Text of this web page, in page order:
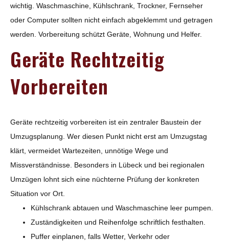
wichtig. Waschmaschine, Kühlschrank, Trockner, Fernseher
oder Computer sollten nicht einfach abgeklemmt und getragen
werden. Vorbereitung schützt Geräte, Wohnung und Helfer.
Geräte Rechtzeitig
Vorbereiten
Geräte rechtzeitig vorbereiten ist ein zentraler Baustein der
Umzugsplanung. Wer diesen Punkt nicht erst am Umzugstag
klärt, vermeidet Wartezeiten, unnötige Wege und
Missverständnisse. Besonders in Lübeck und bei regionalen
Umzügen lohnt sich eine nüchterne Prüfung der konkreten
Situation vor Ort.
Kühlschrank abtauen und Waschmaschine leer pumpen.
Zuständigkeiten und Reihenfolge schriftlich festhalten.
Puffer einplanen, falls Wetter, Verkehr oder